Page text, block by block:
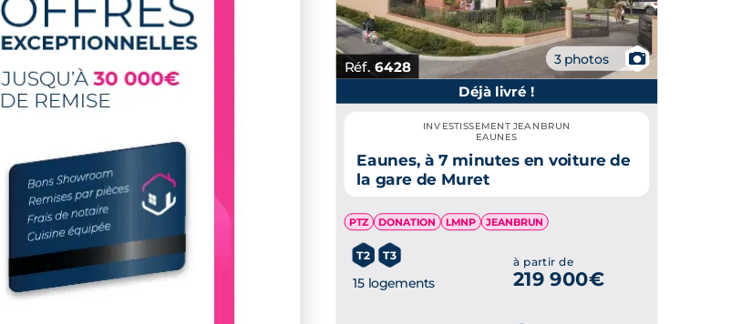
Réf. 6428 3 photos
📷
Déjà livré !
INVESTISSEMENT JEANBRUN
EAUNES
Eaunes, à 7 minutes en voiture de
la gare de Muret
PTZ DONATION LMNP JEANBRUN
T2 T3
15 logements
à partir de
219 900€